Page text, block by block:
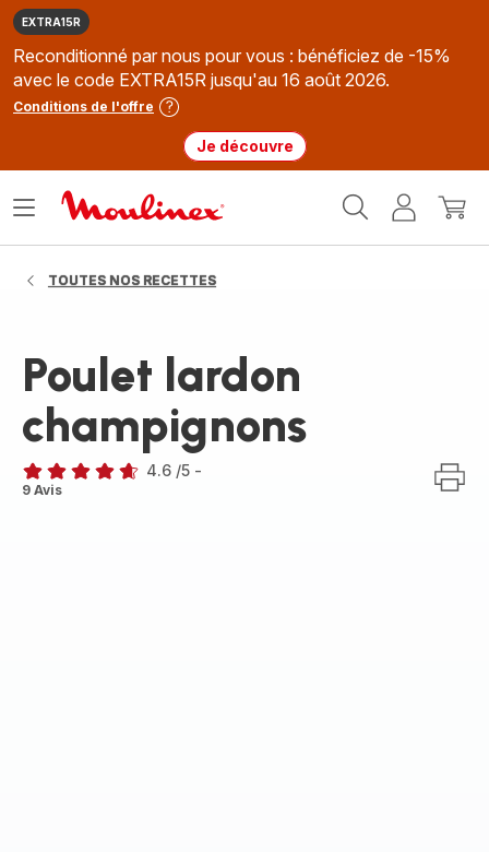
EXTRA15R
Reconditionné par nous pour vous : bénéficiez de -15%
avec le code EXTRA15R jusqu'au 16 août 2026.
Conditions de l'offre
Je découvre
MonMon
Ouvrir
TOUTES NOS RECETTES
Poulet lardon
champignons
ratings.4.6
4.6 /5 -
9 Avis